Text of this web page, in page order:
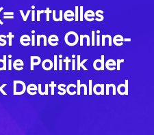
virtuelles
eine Online-
Politik der
Deutschland